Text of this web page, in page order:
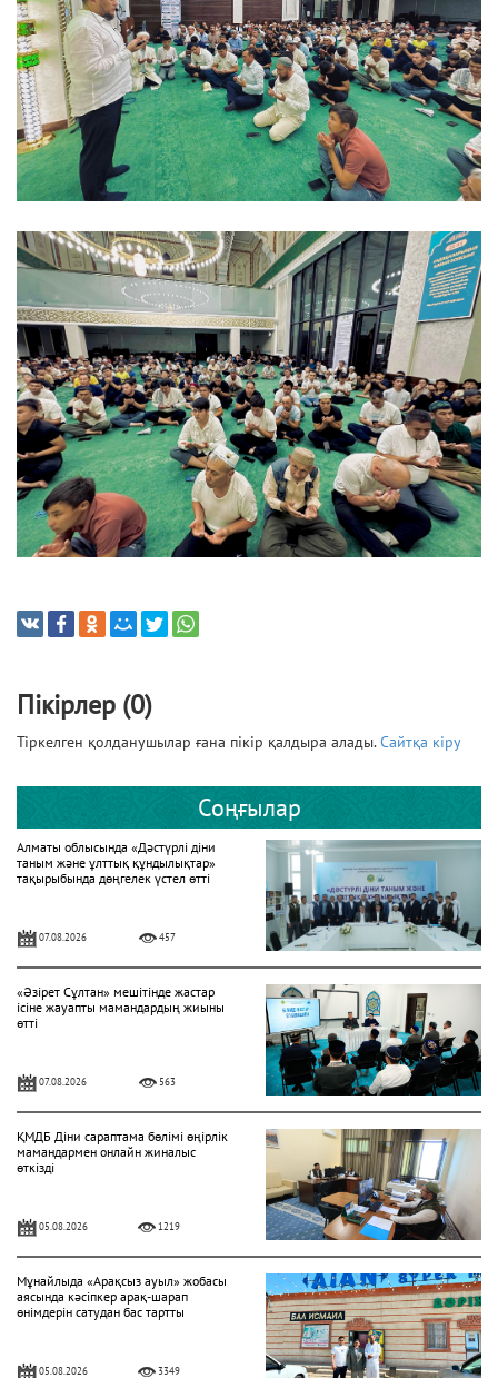
Пікірлер (0)
Тіркелген қолданушылар ғана пікір қалдыра алады.Сайтқа кіру
Соңғылар
Алматы облысында «Дәстүрлі діни
таным және ұлттық құндылықтар»
тақырыбында дөңгелек үстел өтті
07.08.2026 457
«Әзірет Сұлтан» мешітінде жастар
ісіне жауапты мамандардың жиыны
өтті
07.08.2026 563
ҚМДБ Діни сараптама бөлімі өңірлік
мамандармен онлайн жиналыс
өткізді
05.08.2026 1219
Мұнайлыда «Арақсыз ауыл» жобасы
аясында кәсіпкер арақ-шарап
өнімдерін сатудан бас тартты
05.08.2026 3349